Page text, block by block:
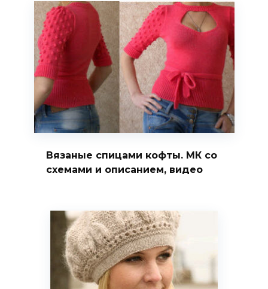
Вязаные спицами кофты. МК со
схемами и описанием, видео